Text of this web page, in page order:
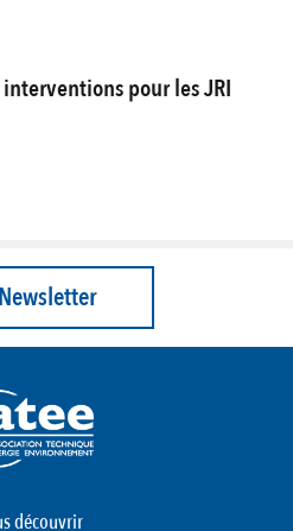
pour les JRI
Newsletter
découvrir